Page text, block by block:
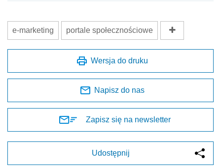
e-marketing portale społecznościowe
Wersja do druku
Napisz do nas
Zapisz się na newsletter
Udostępnij